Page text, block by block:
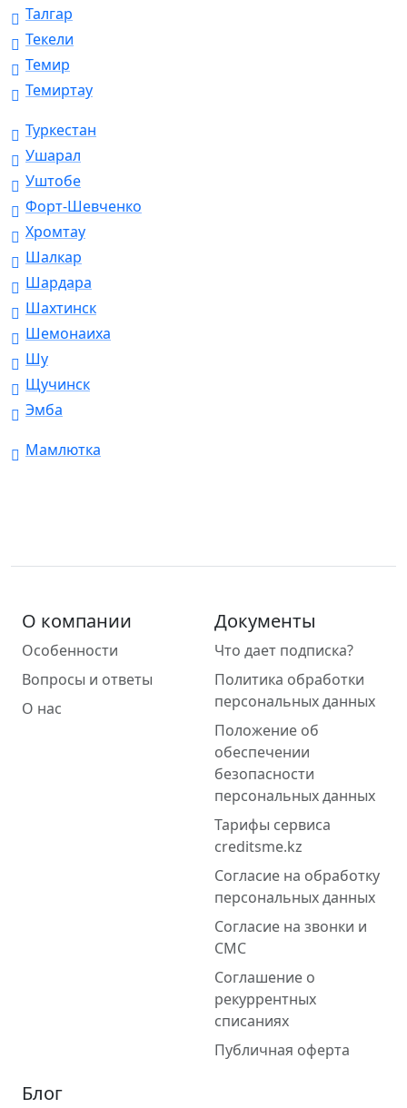
Талгар
Текели
Темир
Темиртау
Туркестан
Ушарал
Уштобе
Форт-Шевченко
Хромтау
Шалкар
Шардара
Шахтинск
Шемонаиха
Шу
Щучинск
Эмба
Мамлютка
О компании
Особенности
Вопросы и ответы
О нас
Документы
Что дает подписка?
Политика обработки
персональных данных
Положение об
обеспечении
безопасности
персональных данных
Тарифы сервиса
creditsme.kz
Согласие на обработку
персональных данных
Согласие на звонки и
СМС
Соглашение о
рекуррентных
списаниях
Публичная оферта
Блог